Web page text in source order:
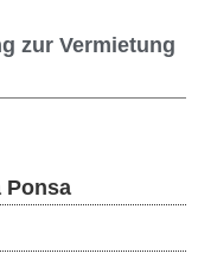
zur Vermietung
Ponsa